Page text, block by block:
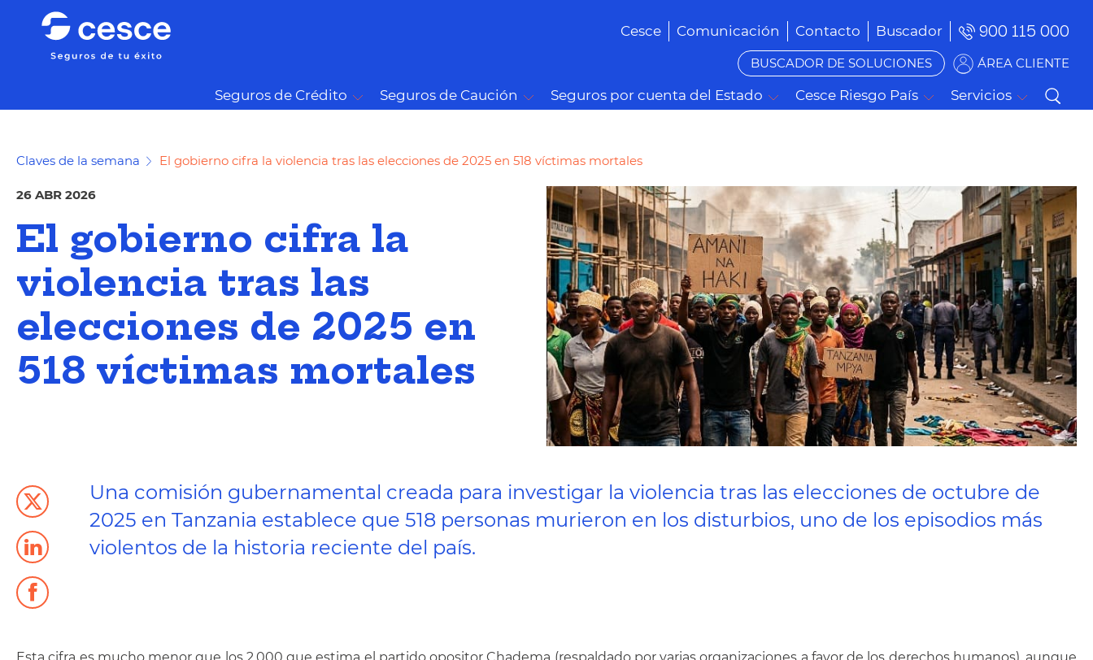
Cesce Comunicación Contacto Buscador 900 115 000
BUSCADOR DE SOLUCIONES ÁREA CLIENTE
Seguros de Crédito Seguros de Caución Seguros por cuenta del Estado Cesce Riesgo País Servicios
Claves de la semana El gobierno cifra la violencia tras las elecciones de 2025 en 518 víctimas mortales
26 ABR 2026
El gobierno cifra la
violencia tras las
elecciones de 2025 en
518 víctimas mortales
Una comisión gubernamental creada para investigar la violencia tras las elecciones de octubre de
2025 en Tanzania establece que 518 personas murieron en los disturbios, uno de los episodios más
violentos de la historia reciente del país.